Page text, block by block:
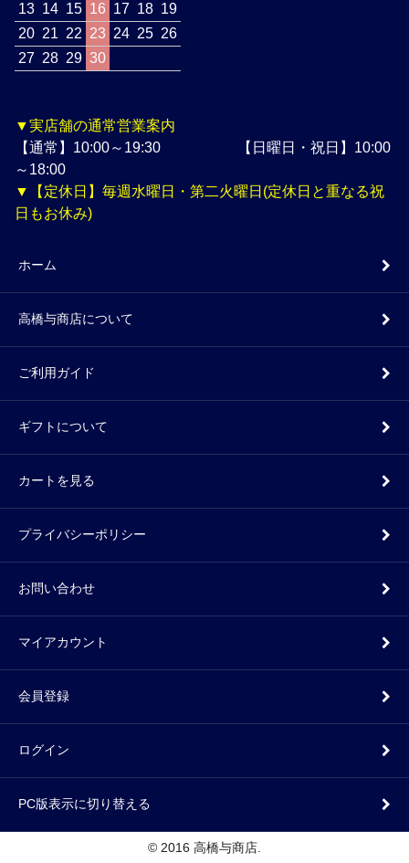
13 14 15 16 17 18 19
20 21 22 23 24 25 26
27 28 29 30
▼実店舗の通常営業案内
【通常】10:00～19:30 【日曜日・祝日】10:00
～18:00
▼【定休日】毎週水曜日・第二火曜日(定休日と重なる祝
日もお休み)
ホーム
高橋与商店について
ご利用ガイド
ギフトについて
カートを見る
プライバシーポリシー
お問い合わせ
マイアカウント
会員登録
ログイン
PC版表示に切り替える
© 2016 高橋与商店.